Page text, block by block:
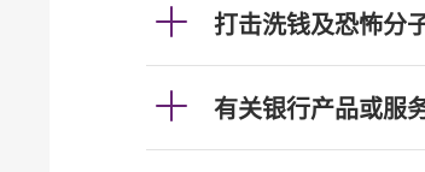
打击洗钱及恐怖分
有关银行产品或服